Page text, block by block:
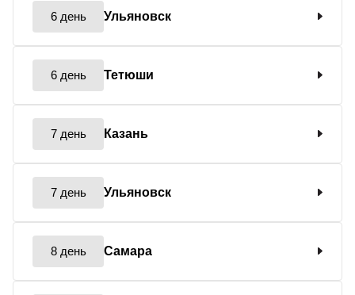
6 день Ульяновск
6 день Тетюши
7 день Казань
7 день Ульяновск
8 день Самара